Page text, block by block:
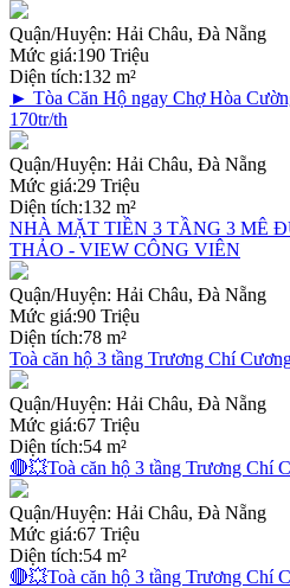
Quận/Huyện: Hải Châu, Đà Nẵng
Mức giá:190 Triệu
Diện tích:132 m²
► Tòa Căn Hộ ngay Chợ Hòa
170tr/th
Quận/Huyện: Hải Châu, Đà Nẵng
Mức giá:29 Triệu
Diện tích:132 m²
NHÀ MẶT TIỀN 3 TẦNG 3 MÊ
THẢO - VIEW CÔNG VIÊN
Quận/Huyện: Hải Châu, Đà Nẵng
Mức giá:90 Triệu
Diện tích:78 m²
Toà căn hộ 3 tầng Trương Chí
Quận/Huyện: Hải Châu, Đà Nẵng
Mức giá:67 Triệu
Diện tích:54 m²
🔴💥Toà căn hộ 3 tầng Trương Chí
Quận/Huyện: Hải Châu, Đà Nẵng
Mức giá:67 Triệu
Diện tích:54 m²
🔴💥Toà căn hộ 3 tầng Trương Chí